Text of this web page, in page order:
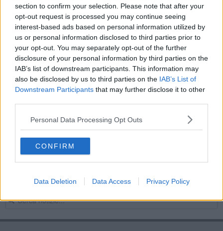
section to confirm your selection. Please note that after your
opt-out request is processed you may continue seeing
interest-based ads based on personal information utilized by
us or personal information disclosed to third parties prior to
your opt-out. You may separately opt-out of the further
disclosure of your personal information by third parties on the
IAB’s list of downstream participants. This information may
also be disclosed by us to third parties on the IAB’s List of
Downstream Participants that may further disclose it to other
Personal Data Processing Opt Outs
CONFIRM
Data Deletion Data Access Privacy Policy
Tennis Giotto miglior circolo giovanile d'Italia
Tennis e padel: il Giotto verso la nuova stagione
Giulia Capocci in viaggio per le Olimpiadi
Ct Giotto nell'élite del tennis italiano
Il Tennis Giotto insegna agli altri circoli
​Conto alla rovescia per la nuova stagione